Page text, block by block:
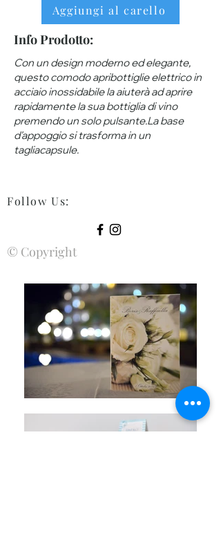
Aggiungi al carello
Info Prodotto:
Con un design moderno ed elegante,
questo comodo apribottiglie elettrico in
acciaio inossidabile la aiuterà ad aprire
rapidamente la sua bottiglia di vino
premendo un solo pulsante.La base
d'appoggio si trasforma in un
tagliacapsule.
Follow Us:
© Copyright